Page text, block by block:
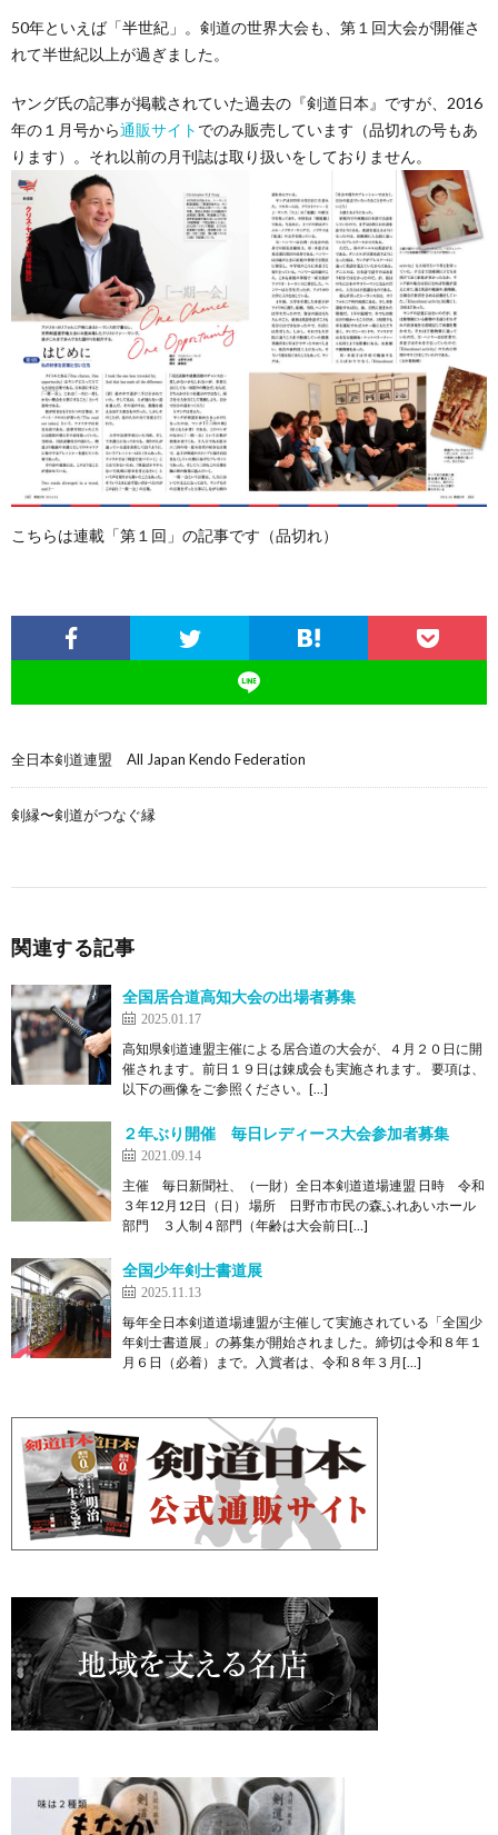
50年といえば「半世紀」。剣道の世界大会も、第１回大会が開催さ
れて半世紀以上が過ぎました。
ヤング氏の記事が掲載されていた過去の『剣道日本』ですが、2016
年の１月号から通販サイト でのみ販売しています（品切れの号もあ
ります）。それ以前の月刊誌は取り扱いをしておりません。
こちらは連載「第１回」の記事です（品切れ）
全日本剣道連盟 All Japan Kendo Federation
剣縁〜剣道がつなぐ縁
関連する記事
全国居合道高知大会の出場者募集
2025.01.17
高知県剣道連盟主催による居合道の大会が、４月２０日に開
催されます。前日１９日は錬成会も実施されます。 要項は、
以下の画像をご参照ください。[…]
２年ぶり開催 毎日レディース大会参加者募集
2021.09.14
主催 毎日新聞社、（一財）全日本剣道道場連盟 日時 令和
３年12月12日（日） 場所 日野市市民の森ふれあいホール
部門 ３人制４部門（年齢は大会前日[…]
全国少年剣士書道展
2025.11.13
毎年全日本剣道道場連盟が主催して実施されている「全国少
年剣士書道展」の募集が開始されました。締切は令和８年１
月６日（必着）まで。入賞者は、令和８年３月[…]